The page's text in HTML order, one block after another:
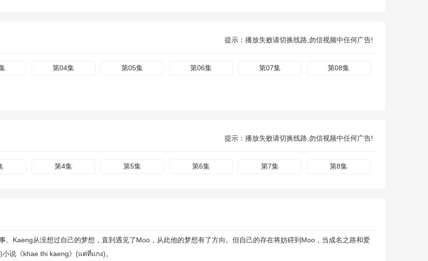
提示：播放失败请切换线路,勿信视频中任何广告!
第04集 第05集 第06集 第07集 第08集
提示：播放失败请切换线路,勿信视频中任何广告!
第4集 第5集 第6集 第7集 第8集
Kaeng从没想过自己的梦想，直到遇见了Moo，从此他的梦想有了方向。但自己的存在将妨碍到Moo，当成名之路和爱
说《khae thi kaeng》(แค่ที่แกง)。